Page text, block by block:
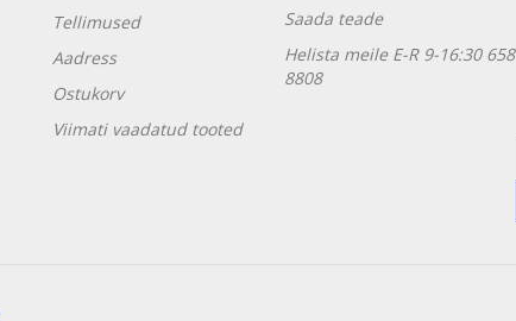
Tellimused
Aadress
Ostukorv
Viimati vaadatud tooted
Saada teade
Helista meile E-R 9-16:30 658
8808